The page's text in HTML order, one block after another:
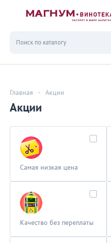
Главная - Акции
Акции
Самая низкая цена
Качество без переплаты